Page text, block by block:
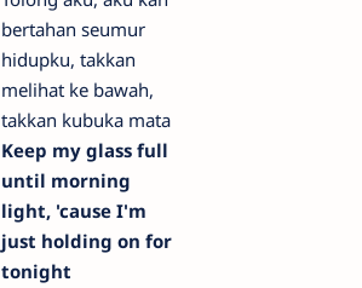
bertahan seumur
hidupku, takkan
melihat ke bawah,
takkan kubuka mata
Keep my glass full
until morning
light, 'cause I'm
just holding on for
tonight